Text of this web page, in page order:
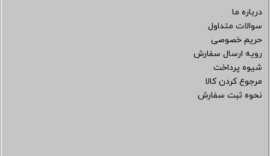
درباره ما
سوالات متداول
حریم خصوصی
رویه ارسال سفارش
شیوه پرداخت
مرجوع کردن کالا
نحوه ثبت سفارش